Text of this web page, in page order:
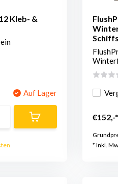
Kleb- &
Auf Lager
€152,-*
* Inkl.